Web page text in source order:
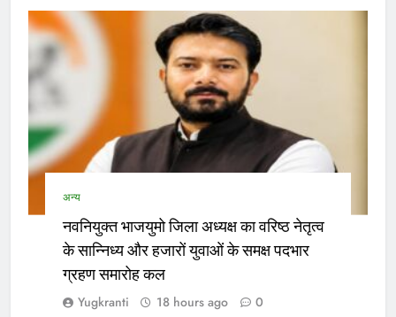
अन्य
नवनियुक्त भाजयुमो जिला अध्यक्ष का वरिष्ठ नेतृत्व
के सान्निध्य और हजारों युवाओं के समक्ष पदभार
ग्रहण समारोह कल
Yugkranti 18 hours ago
0